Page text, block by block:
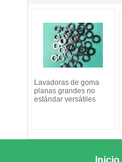
Lavadoras de goma
planas grandes no
estándar versátiles
Inicio